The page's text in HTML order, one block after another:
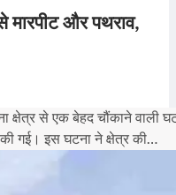
मारपीट और पथराव,
क्षेत्र से एक बेहद चौंकाने वाली
की गई। इस घटना ने क्षेत्र की…